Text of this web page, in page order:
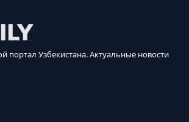
портал Узбекистана. Актуальные новости